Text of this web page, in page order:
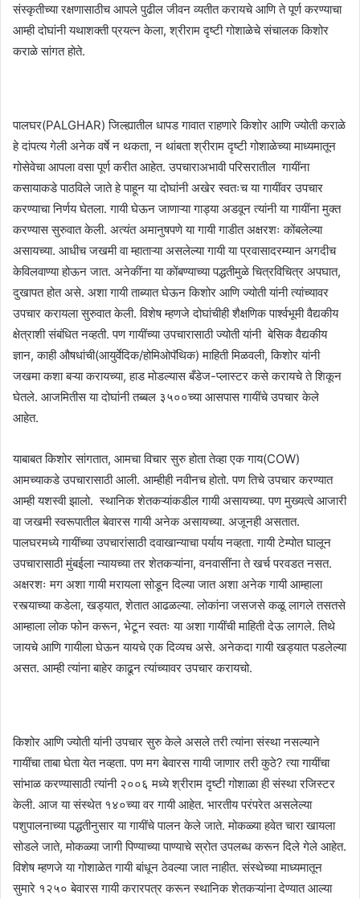
संस्कृतीच्या रक्षणासाठीच आपले पुढील जीवन व्यतीत करायचे आणि ते पूर्ण करण्याचा
आम्ही दोघांनी यथाशक्ती प्रयत्न केला, श्रीराम दृष्टी गोशाळेचे संचालक किशोर
कराळे सांगत होते.
पालघर(PALGHAR) जिल्ह्यातील धापड गावात राहणारे किशोर आणि ज्योती कराळे
हे दांपत्य गेली अनेक वर्षे न थकता, न थांबता श्रीराम दृष्टी गोशाळेच्या माध्यमातून
गोसेवेचा आपला वसा पूर्ण करीत आहेत. उपचाराअभावी परिसरातील गायींना
कसायाकडे पाठविले जाते हे पाहून या दोघांनी अखेर स्वतःच या गायींवर उपचार
करण्याचा निर्णय घेतला. गायी घेऊन जाणाऱ्या गाड्या अडवून त्यांनी या गायींना मुक्त
करण्यास सुरुवात केली. अत्यंत अमानुषपणे या गायी गाडीत अक्षरशः कोंबलेल्या
असायच्या. आधीच जखमी वा म्हाताऱ्या असलेल्या गायी या प्रवासादरम्यान अगदीच
केविलवाण्या होऊन जात. अनेकींना या कोंबण्याच्या पद्धतीमुळे चित्रविचित्र अपघात,
दुखापत होत असे. अशा गायी ताब्यात घेऊन किशोर आणि ज्योती यांनी त्यांच्यावर
उपचार करायला सुरुवात केली. विशेष म्हणजे दोघांचीही शैक्षणिक पार्श्वभूमी वैद्यकीय
क्षेत्राशी संबंधित नव्हती. पण गायींच्या उपचारासाठी ज्योती यांनी बेसिक वैद्यकीय
ज्ञान, काही औषधांची(आयुर्वेदिक/होमिओपॅथिक) माहिती मिळवली, किशोर यांनी
जखमा कशा बऱ्या करायच्या, हाड मोडल्यास बँडेज-प्लास्टर कसे करायचे ते शिकून
घेतले. आजमितीस या दोघांनी तब्बल ३५००च्या आसपास गायींचे उपचार केले
आहेत.
याबाबत किशोर सांगतात, आमचा विचार सुरु होता तेव्हा एक गाय(COW)
आमच्याकडे उपचारासाठी आली. आम्हीही नवीनच होतो. पण तिचे उपचार करण्यात
आम्ही यशस्वी झालो. स्थानिक शेतकऱ्यांकडील गायी असायच्या. पण मुख्यत्वे आजारी
वा जखमी स्वरूपातील बेवारस गायी अनेक असायच्या. अजूनही असतात.
पालघरमध्ये गायींच्या उपचारांसाठी दवाखान्याचा पर्याय नव्हता. गायी टेम्पोत घालून
उपचारासाठी मुंबईला न्यायच्या तर शेतकऱ्यांना, वनवासींना ते खर्च परवडत नसत.
अक्षरशः मग अशा गायी मरायला सोडून दिल्या जात अशा अनेक गायी आम्हाला
रस्त्याच्या कडेला, खड्यात, शेतात आढळल्या. लोकांना जसजसे कळू लागले तसतसे
आम्हाला लोक फोन करून, भेटून स्वतः या अशा गायींची माहिती देऊ लागले. तिथे
जायचे आणि गायीला घेऊन यायचे एक दिव्यच असे. अनेकदा गायी खड्यात पडलेल्या
असत. आम्ही त्यांना बाहेर काढून त्यांच्यावर उपचार करायचो.
किशोर आणि ज्योती यांनी उपचार सुरु केले असले तरी त्यांना संस्था नसल्याने
गायींचा ताबा घेता येत नव्हता. पण मग बेवारस गायी जाणार तरी कुठे? त्या गायींचा
सांभाळ करण्यासाठी त्यांनी २००६ मध्ये श्रीराम दृष्टी गोशाळा ही संस्था रजिस्टर
केली. आज या संस्थेत १४०च्या वर गायी आहेत. भारतीय परंपरेत असलेल्या
पशुपालनाच्या पद्धतीनुसार या गायींचे पालन केले जाते. मोकळ्या हवेत चारा खायला
सोडले जाते, मोकळ्या जागी पिण्याच्या पाण्याचे स्रोत उपलब्ध करून दिले गेले आहेत.
विशेष म्हणजे या गोशाळेत गायी बांधून ठेवल्या जात नाहीत. संस्थेच्या माध्यमातून
सुमारे १२५० बेवारस गायी करारपत्र करून स्थानिक शेतकऱ्यांना देण्यात आल्या